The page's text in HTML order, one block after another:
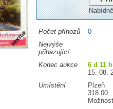
Počet příhozů
0
Nejvýše
přihazující
Konec aukce
6 d 11
15. 08.
Umístění
Plzeň
318 00